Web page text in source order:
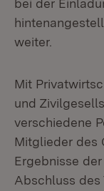
bei der
weiter.
Mit
und
verschiedene
Mitglieder des
Ergebnisse
Abschluss des